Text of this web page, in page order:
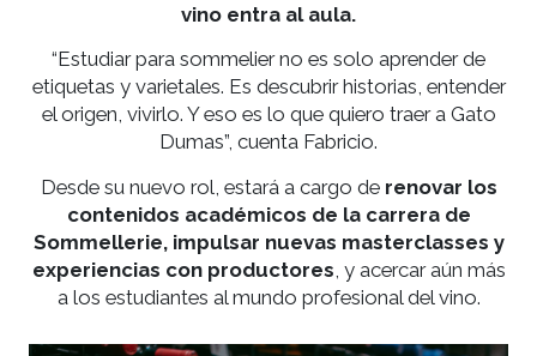
Con más de 20 años de trayectoria, Portelli ha
recorrido bodegas, entrevistado a los grandes
enólogos del país, escrito en medios nacionales
internacionales y desarrollado guías, eventos y
contenidos sobre vinos. Su incorporación marca
vino entra al aula.
“Estudiar para sommelier no es solo aprender
etiquetas y varietales. Es descubrir historias,
el origen, vivirlo. Y eso es lo que quiero traer a
Dumas”, cuenta Fabricio.